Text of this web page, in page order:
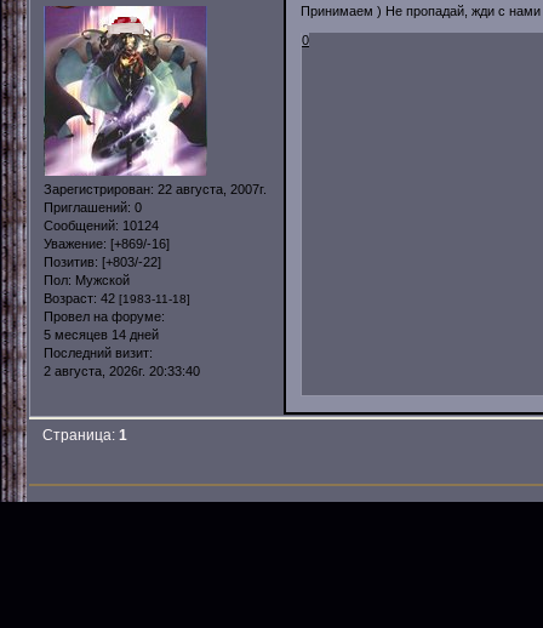
Зарегистрирован: 22 августа, 2007г.
Приглашений: 0
Сообщений: 10124
Уважение: [+869/-16]
Позитив: [+803/-22]
Пол: Мужской
Возраст: 42 [1983-11-18]
Провел на форуме:
5 месяцев 14 дней
Последний визит:
2 августа, 2026г. 20:33:40
Принимаем ) Не пропадай, жди с
0
Страница:1